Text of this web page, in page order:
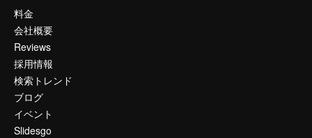
料金
会社概要
Reviews
採用情報
検索トレンド
ブログ
イベント
Slidesgo